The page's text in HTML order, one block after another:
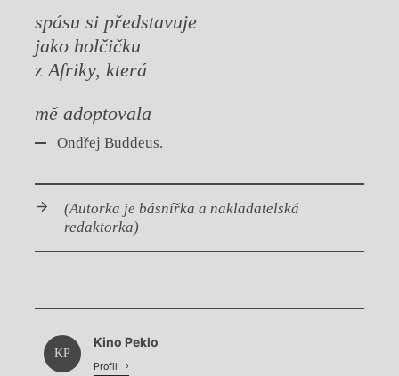
spásu si představuje
jako holčičku
z Afriky, která
mě adoptovala
Ondřej Buddeus.
(Autorka je básnířka a nakladatelská
redaktorka)
Chviličku.
KP
Kino Peklo
Profil